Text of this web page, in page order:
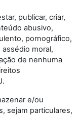
publicar, criar,
abusivo,
pornográfico,
moral,
de nenhuma
e/ou
sejam particulares,